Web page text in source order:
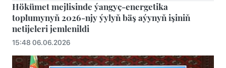
Hökümet mejlisinde ýangyç-energetika
toplumynyň 2026-njy ýylyň bäş aýynyň işiniň
netijeleri jemlenildi
15:48 06.06.2026